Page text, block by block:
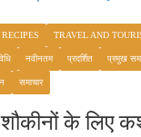
RECIPES TRAVEL AND
नवीनतम प्रदर्शित प्रमुख
समाचार
के लिए